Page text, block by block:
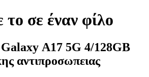
το σε έναν φίλο
Α17 5G 4/128GB
αντιπροσωπειας